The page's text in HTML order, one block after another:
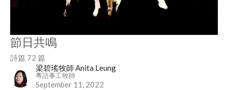
節日共鳴
詩篇 72 篇
梁碧瑤牧師 Anita Leung
粵語事工牧師
September 11, 2022